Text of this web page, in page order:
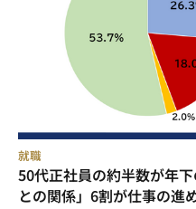
就職
50代正社員の約半数が年
との関係」6割が仕事の進